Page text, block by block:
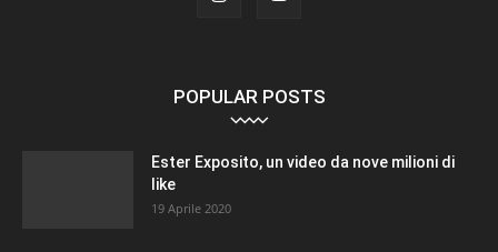
POPULAR POSTS
Ester Exposito, un video da nove milioni di
like
19 Aprile 2020